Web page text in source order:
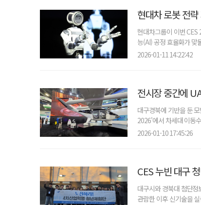
현대차 로봇 전
현대차그룹이 이번
능(AI) 공정 효율화가 맞
2026-01-11 14:22:42
전시장 중간에
대구경북에 기반을 둔
2026'에서 차세대 이동
2026-01-10 17:45:26
CES 누빈 대구
대구시와 경북대 첨단
관람한 이후 신기술을
휘력, 안녕하신가요? 오늘 나는 혼자 죽었다. 아니 어쩌면 어제.